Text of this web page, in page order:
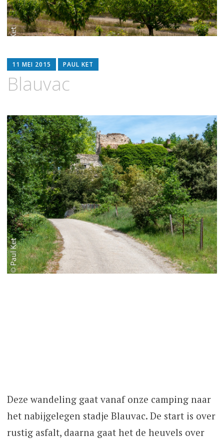
11 MEI 2015 PAUL KET
Blauvac
Deze wandeling gaat vanaf onze camping naar
het nabijgelegen stadje Blauvac. De start is over
rustig asfalt, daarna gaat het de heuvels over